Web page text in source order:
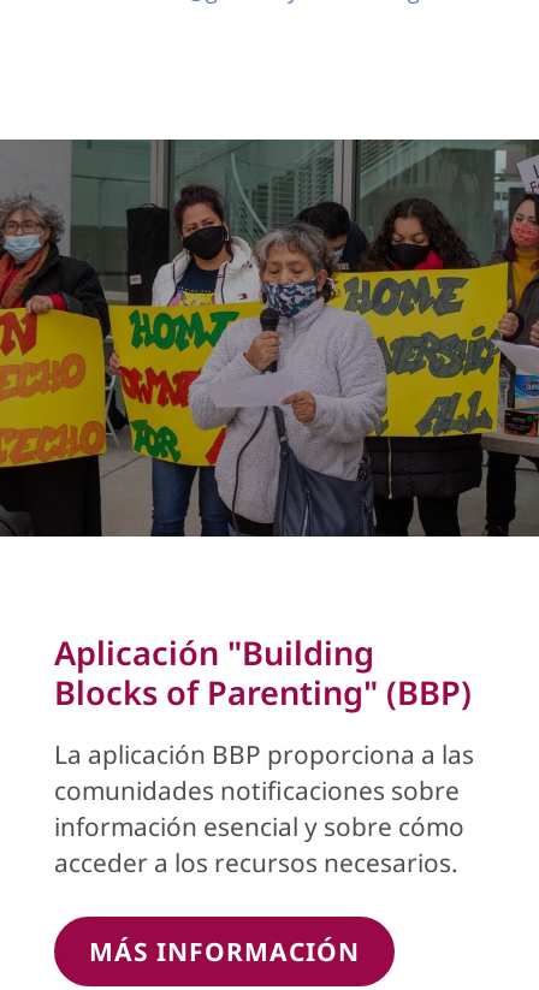
Aplicación "Building
Blocks of Parenting" (BBP)
La aplicación BBP proporciona a las
comunidades notificaciones sobre
información esencial y sobre cómo
acceder a los recursos necesarios.
MÁS INFORMACIÓN